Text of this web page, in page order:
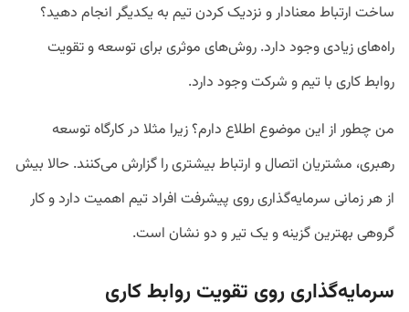
ساخت ارتباط معنادار و نزدیک کردن تیم به یکدیگر انجام دهید؟
راه‌های زیادی وجود دارد. روش‌های موثری برای توسعه و تقویت
روابط کاری با تیم و شرکت وجود دارد.
من چطور از این موضوع اطلاع دارم؟ زیرا مثلا در کارگاه توسعه
رهبری، مشتریان اتصال و ارتباط بیشتری را گزارش می‌کنند. حالا بیش
از هر زمانی سرمایه‌گذاری روی پیشرفت افراد تیم اهمیت دارد و کار
گروهی بهترین گزینه و یک تیر و دو نشان است.
سرمایه‌گذاری روی تقویت روابط کاری